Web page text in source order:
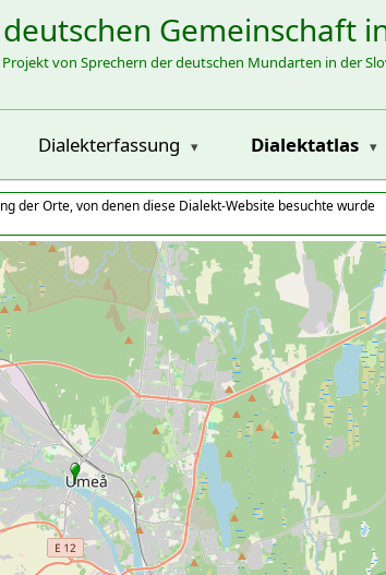
Gemeinschaft
Projekt von Sprechern der deutschen Mundarten in der
Dialekterfassung Dialektatlas
der Orte, von denen diese Dialekt-Website besuchte wurde